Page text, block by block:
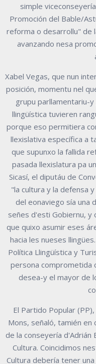
simple
Promoción del Bable/
reforma o desarrollu" de
avanzando nesa
Xabel Vegas, que nun
posición, momentu nel
grupu parllamentariu-
llingüística tuvieren
porque eso permitiera
llexislativa específica a
que supunxo la fallida
pasada llexislatura pa
Sicasí, el diputáu de
"la cultura y la defensa
del eonaviego sía una
señes d'esti Gobiernu, y
que quixo asumir eses
hacia les nueses
Política Llingüística y
persona comprometida
desea-y el mayor de
El Partido Popular
Mons, señaló, tamién
de la conseyería
Cultura. Coincidimos
Cultura debería tener